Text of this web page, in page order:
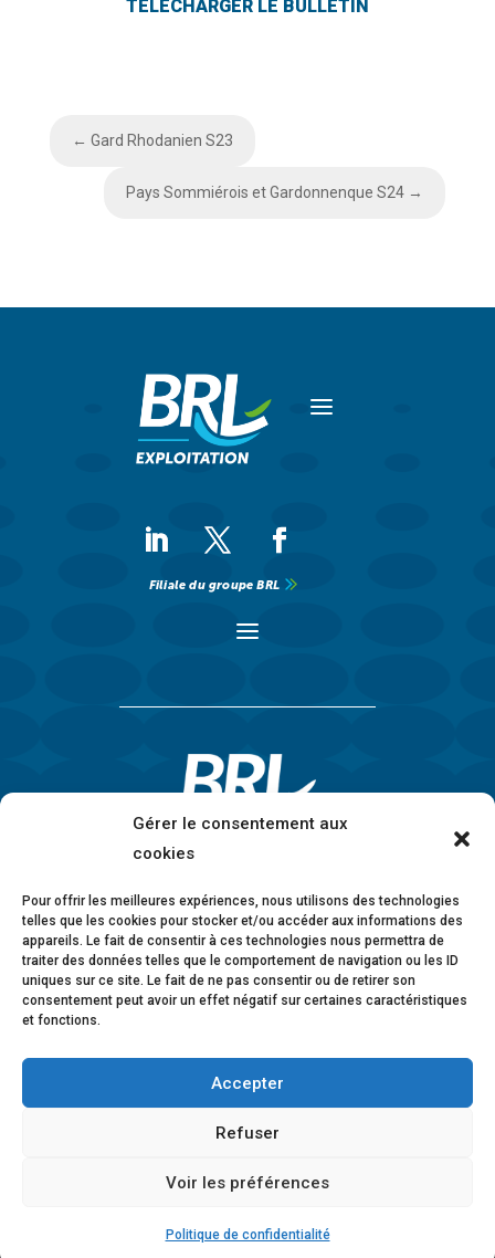
Gérer le consentement aux
cookies
Pour offrir les meilleures expériences, nous utilisons des technologies
telles que les cookies pour stocker et/ou accéder aux informations des
appareils. Le fait de consentir à ces technologies nous permettra de
traiter des données telles que le comportement de navigation ou les ID
uniques sur ce site. Le fait de ne pas consentir ou de retirer son
consentement peut avoir un effet négatif sur certaines caractéristiques
et fonctions.
Accepter
Refuser
Voir les préférences
Politique de confidentialité
← Gard Rhodanien S23
Pays Sommiérois et Gardonnenque S24 →
a
a
Filiale du groupe BRL
• Politique de confidentialité
Lanceurs d’alerte
© 2026 BRL Exploitation